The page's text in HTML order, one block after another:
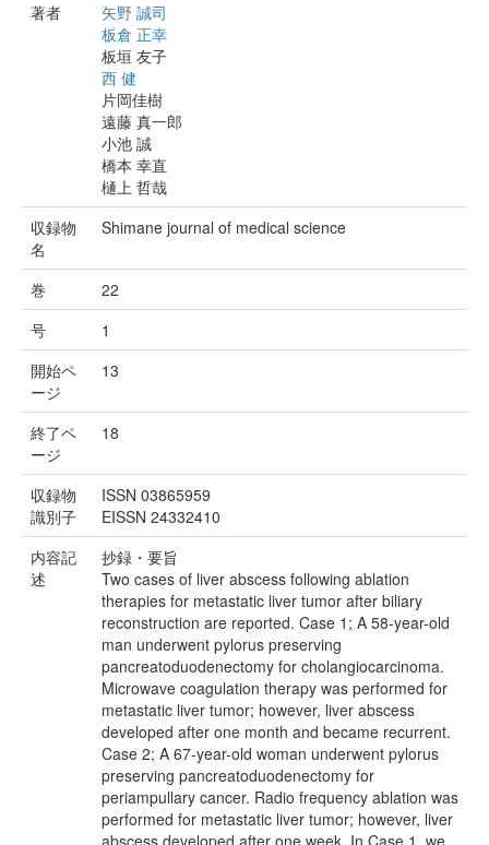
著者
矢野 誠司
板倉 正幸
板垣 友子
西 健
片岡佳樹
遠藤 真一郎
小池 誠
橋本 幸直
樋上 哲哉
収録物
名
Shimane journal of medical science
巻
22
号
1
開始ペ
ージ
13
終了ペ
ージ
18
収録物
識別子
ISSN 03865959
EISSN 24332410
内容記
述
抄録・要旨
Two cases of liver abscess following ablation
therapies for metastatic liver tumor after biliary
reconstruction are reported. Case 1; A 58-year-old
man underwent pylorus preserving
pancreatoduodenectomy for cholangiocarcinoma.
Microwave coagulation therapy was performed for
metastatic liver tumor; however, liver abscess
developed after one month and became recurrent.
Case 2; A 67-year-old woman underwent pylorus
preserving pancreatoduodenectomy for
periampullary cancer. Radio frequency ablation was
performed for metastatic liver tumor; however, liver